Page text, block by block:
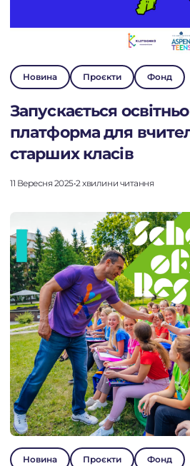
Новина Проєкти Фонд
Запускається
платформа для
старших класів
11 Вересня 2025•2 хвилини читання
Новина Проєкти Фонд